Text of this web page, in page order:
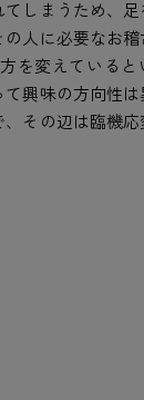
しまうため、足
人に必要なお稽
を変えていると
興味の方向性は
その辺は臨機